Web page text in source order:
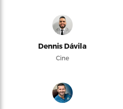
Dennis Dávila
Cine